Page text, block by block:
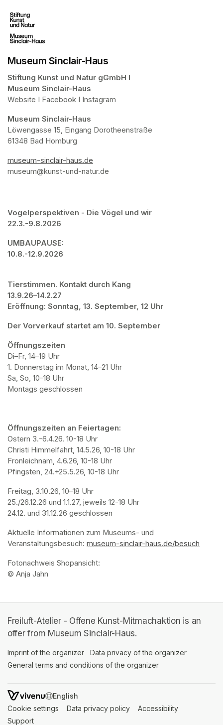
Museum Sinclair-Haus
Stiftung Kunst und Natur gGmbH I
Museum Sinclair-Haus
Website I Facebook I Instagram
Museum Sinclair-Haus
Löwengasse 15, Eingang Dorotheenstraße
61348 Bad Homburg
museum-sinclair-haus.de
museum@kunst-und-natur.de
Vogelperspektiven - Die Vögel und wir
22.3.-9.8.2026
UMBAUPAUSE:
10.8.-12.9.2026
Tierstimmen. Kontakt durch Kang
13.9.26–14.2.27
Eröffnung: Sonntag, 13. September, 12 Uhr
Der Vorverkauf startet am 10. September
Öffnungszeiten
Di–Fr, 14–19 Uhr
1. Donnerstag im Monat, 14–21 Uhr
Sa, So, 10–18 Uhr
Montags geschlossen
Öffnungszeiten an Feiertagen:
Ostern 3.-6.4.26. 10-18 Uhr
Christi Himmelfahrt, 14.5.26, 10-18 Uhr
Fronleichnam, 4.6.26, 10-18 Uhr
Pfingsten, 24.+25.5.26, 10-18 Uhr
Freitag, 3.10.26, 10–18 Uhr
25./26.12.26 und 1.1.27, jeweils 12-18 Uhr
24.12. und 31.12.26 geschlossen
Aktuelle Informationen zum Museums- und
Veranstaltungsbesuch: museum-sinclair-haus.de/besuch
Fotonachweis Shopansicht:
© Anja Jahn
Freiluft-Atelier - Offene Kunst-Mitmachaktion is an
offer from Museum Sinclair-Haus.
Imprint of the organizer (opens in a new tab)
Data privacy of the organizer
General terms and conditions of the organizer
SWITCH LANGUAGE
Cookie settings (opens in a new tab)
Data privacy policy (opens in a new tab)
Accessibility
Support